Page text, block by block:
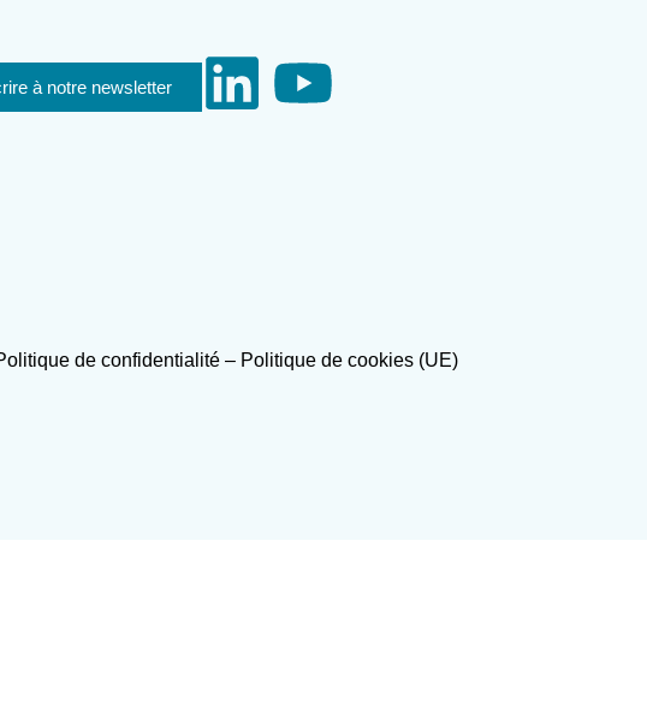
à notre newsletter
de confidentialité – Politique de cookies (UE)